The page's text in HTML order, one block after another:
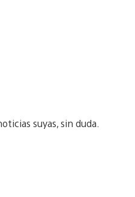
suyas, sin duda.